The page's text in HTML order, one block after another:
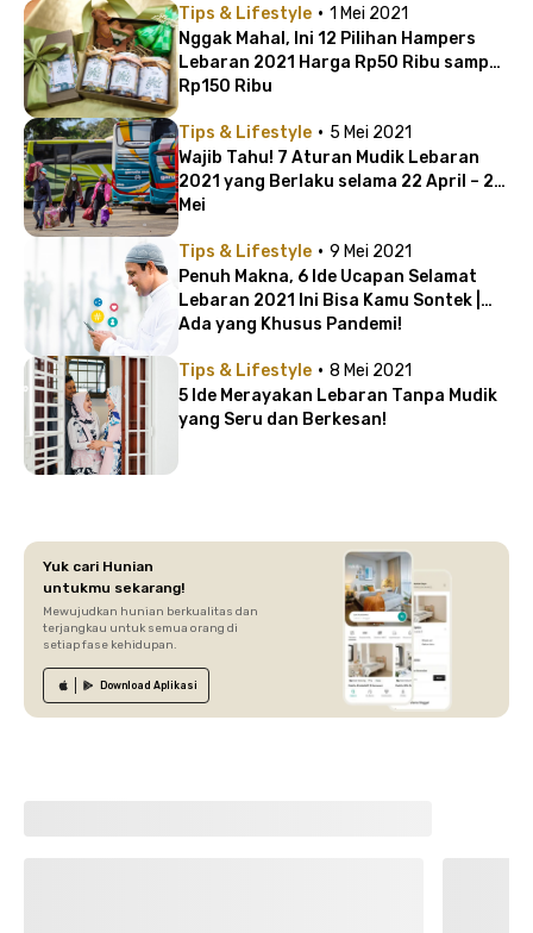
Tips & Lifestyle · 1 Mei 2021
Nggak Mahal, Ini 12 Pilihan Hampers
Lebaran 2021 Harga Rp50 Ribu sampai
Rp150 Ribu
Tips & Lifestyle · 5 Mei 2021
Wajib Tahu! 7 Aturan Mudik Lebaran
2021 yang Berlaku selama 22 April – 24
Mei
Tips & Lifestyle · 9 Mei 2021
Penuh Makna, 6 Ide Ucapan Selamat
Lebaran 2021 Ini Bisa Kamu Sontek |
Ada yang Khusus Pandemi!
Tips & Lifestyle · 8 Mei 2021
5 Ide Merayakan Lebaran Tanpa Mudik
yang Seru dan Berkesan!
Yuk cari Hunian
untukmu sekarang!
Mewujudkan hunian berkualitas dan
terjangkau untuk semua orang di
setiap fase kehidupan.
Download Aplikasi